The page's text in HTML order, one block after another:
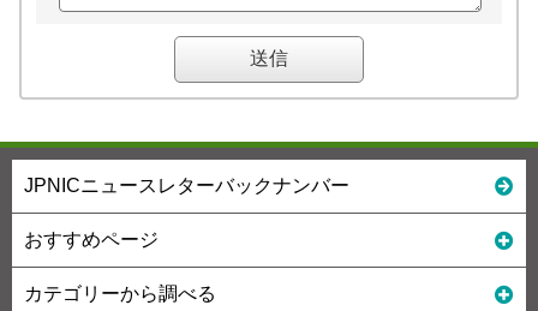
JPNICニュースレターバックナンバー
おすすめページ
カテゴリーから調べる